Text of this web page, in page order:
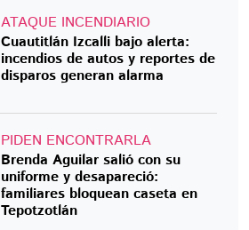
ATAQUE INCENDIARIO
Cuautitlán Izcalli bajo alerta:
incendios de autos y reportes de
disparos generan alarma
PIDEN ENCONTRARLA
Brenda Aguilar salió con su
uniforme y desapareció:
familiares bloquean caseta en
Tepotzotlán